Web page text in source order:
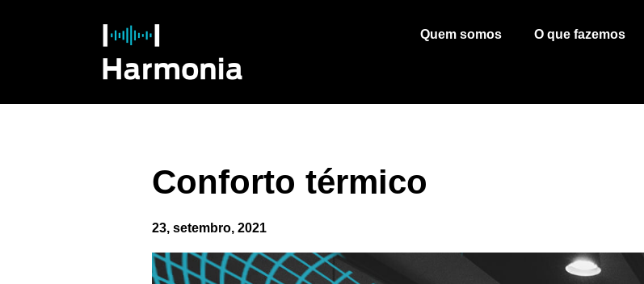
Quem somos O que fazemos
Conforto térmico
23, setembro, 2021